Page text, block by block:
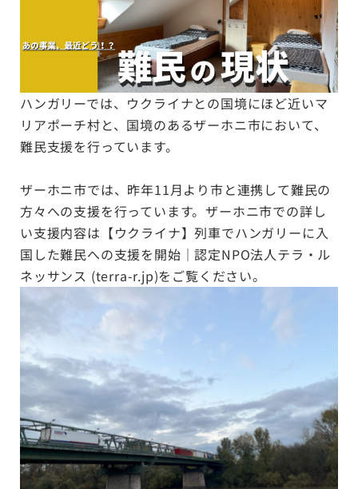
ハンガリーでは、ウクライナとの国境にほど近いマ
リアポーチ村と、国境のあるザーホニ市において、
難民支援を行っています。
ザーホニ市では、昨年11月より市と連携して難民の
方々への支援を行っています。ザーホニ市での詳し
い支援内容は 【ウクライナ】列車でハンガリーに入
国した難民への支援を開始｜認定NPO法人テラ・ル
ネッサンス (terra-r.jp)をご覧ください。